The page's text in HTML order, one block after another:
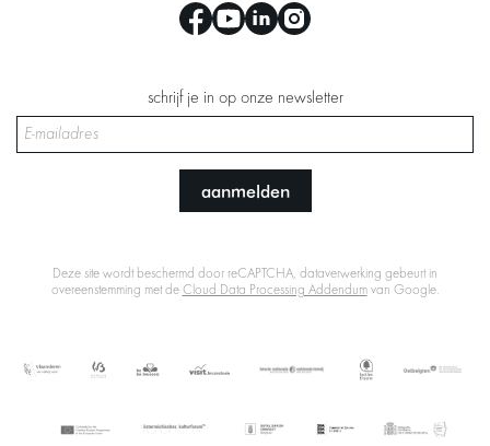
schrijf je in op onze newsletter
aanmelden
Deze site wordt beschermd door reCAPTCHA, dataverwerking gebeurt in
overeenstemming met de Cloud Data Processing Addendumvan Google.